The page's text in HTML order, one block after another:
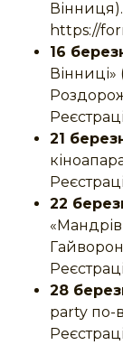
https://
16
21
22
28
party по-